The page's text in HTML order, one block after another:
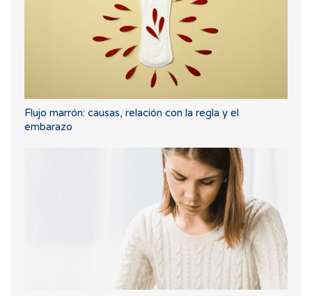
Flujo marrón: causas, relación con la regla y el
embarazo